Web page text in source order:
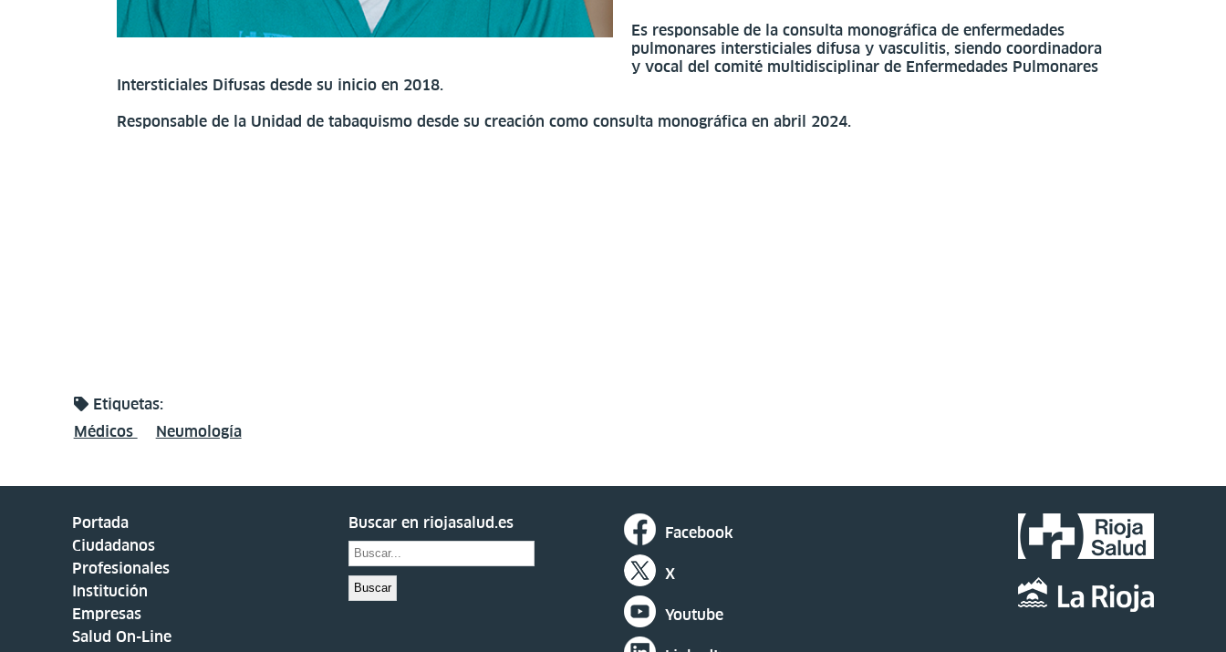
Es responsable de la consulta monográfica de enfermedades
pulmonares intersticiales difusa y vasculitis, siendo coordinadora
y vocal del comité multidisciplinar de Enfermedades Pulmonares
Intersticiales Difusas desde su inicio en 2018.
Responsable de la Unidad de tabaquismo desde su creación como consulta monográfica en abril 2024.
Etiquetas:
Médicos
Neumología
Portada
Ciudadanos
Profesionales
Institución
Empresas
Salud On-Line
Buscar en riojasalud.es
Buscar
Facebook
X
Youtube